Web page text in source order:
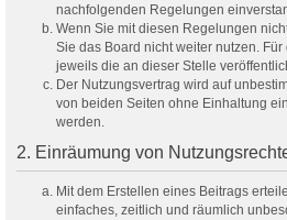
nachfolgenden Regelungen
Wenn Sie mit diesen Regelungen
Sie das Board nicht weiter nutzen.
jeweils die an dieser Stelle
Der Nutzungsvertrag wird auf
von beiden Seiten ohne Einhaltung
werden.
2. Einräumung von
Mit dem Erstellen eines Beitrags
einfaches, zeitlich und räumlich